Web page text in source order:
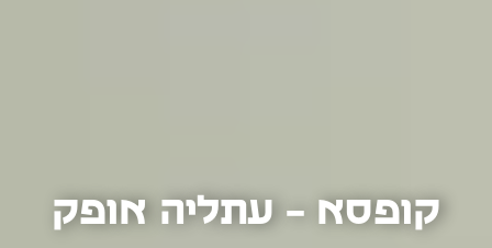
קופסא – עתליה אופק